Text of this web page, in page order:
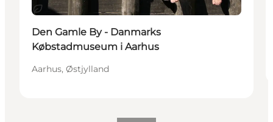
Bæredygtige oplevelser
Den Gamle By - Danmarks
Købstadmuseum i Aarhus
Aarhus, Østjylland